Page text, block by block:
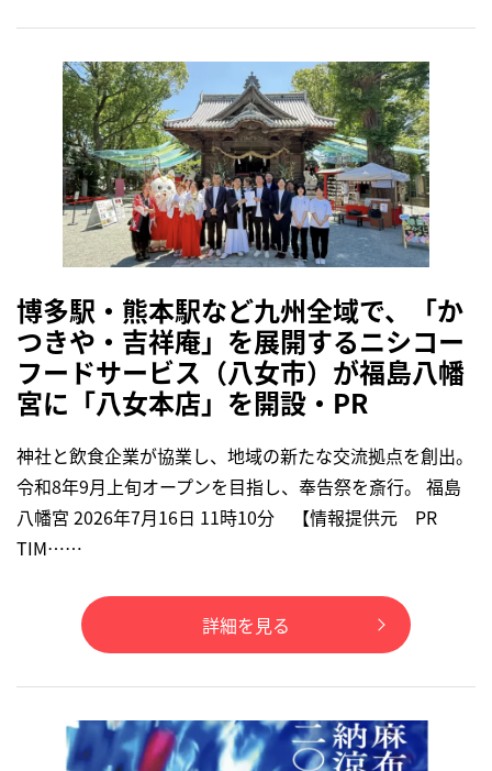
博多駅・熊本駅など九州全域で、「か
つきや・吉祥庵」を展開するニシコー
フードサービス（八女市）が福島八幡
宮に「八女本店」を開設・PR
神社と飲食企業が協業し、地域の新たな交流拠点を創出。
令和8年9月上旬オープンを目指し、奉告祭を斎行。 福島
八幡宮 2026年7月16日 11時10分 【情報提供元 PR
TIM……
詳細を見る